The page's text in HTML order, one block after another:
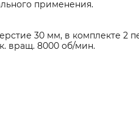
применения.
30 мм, в комплекте 2
вращ. 8000 об/мин.